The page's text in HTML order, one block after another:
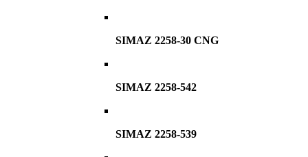
SIMAZ 2258-30 CNG
SIMAZ 2258-542
SIMAZ 2258-539